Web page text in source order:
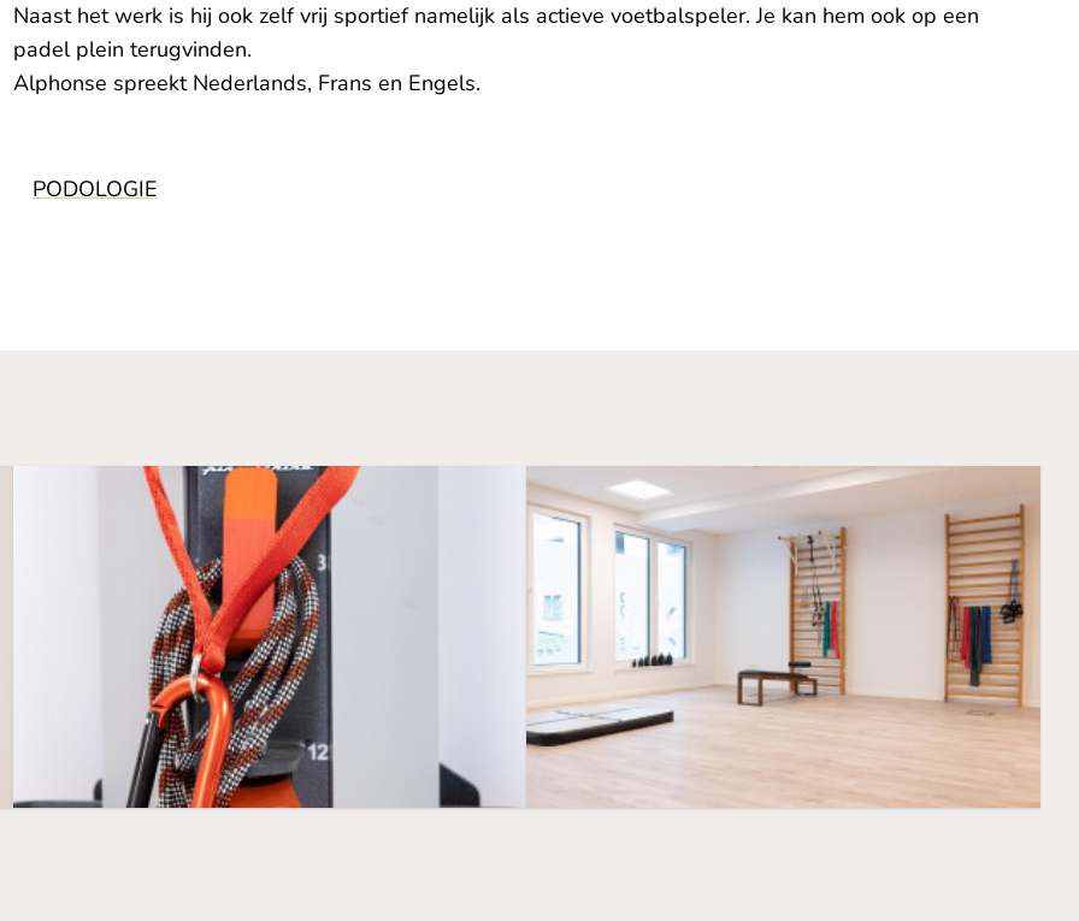
Naast het werk is hij ook zelf vrij sportief namelijk als actieve voetbalspeler. Je kan hem ook op een
padel plein terugvinden.
Alphonse spreekt Nederlands, Frans en Engels.
PODOLOGIE